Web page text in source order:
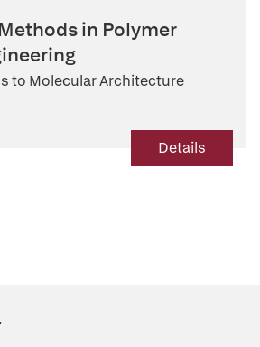
in Polymer
to Molecular Architecture
Details